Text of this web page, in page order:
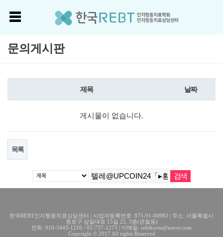
문의게시판
제목 날짜
게시물이 없습니다.
목록
한국REBT인지행동치료상담센터 | 사업자등록번호: 875-91-00983 | 주소: 서울특별시
종로구 삼일대로 15길 22, 3층(관철동)
전화: 010-3443-1216 / 02-737-1275 | 이메일: rebtkorea@naver.com
Copyright © 2017 All rights Reserved